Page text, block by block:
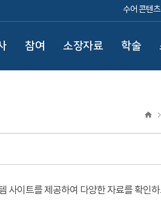
수어 콘텐츠
참여 소장자료 학술
사이트를 제공하여 다양한 자료를 확인